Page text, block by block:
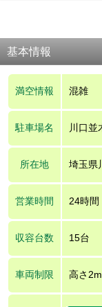
基本情報
満空情報 混雑
駐車場名 川口並
所在地 埼玉県
営業時間 24時間
収容台数 15台
車両制限 高さ